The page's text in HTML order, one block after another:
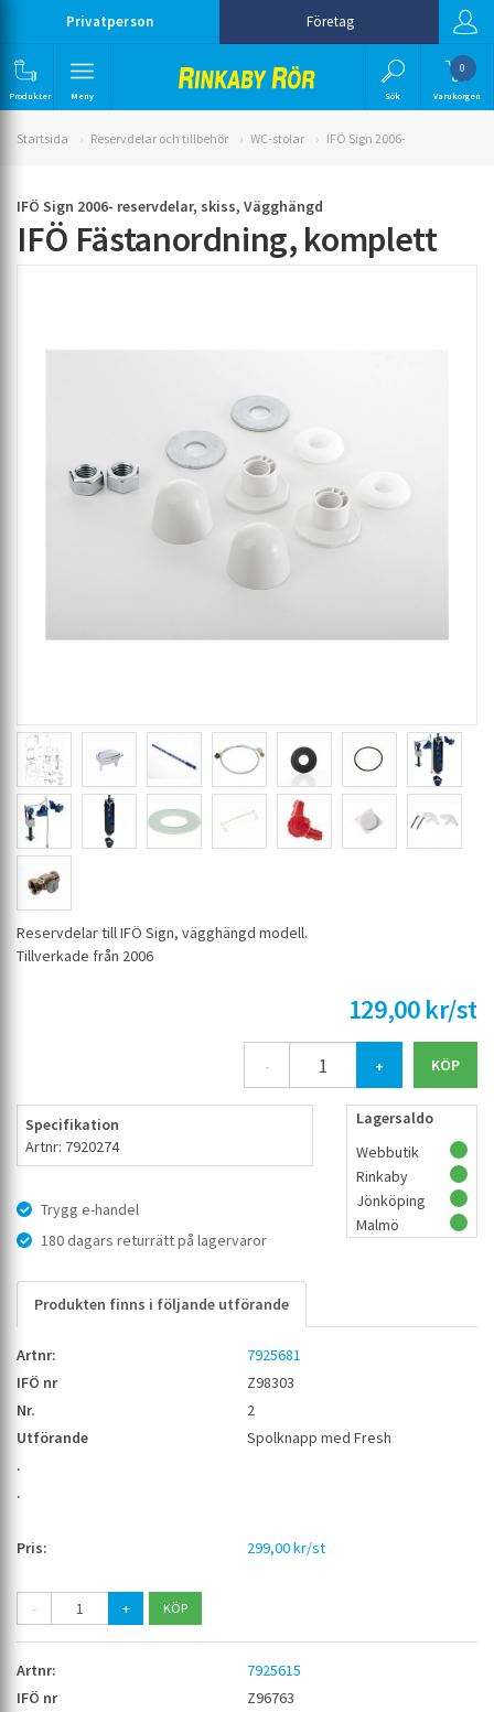
Privatperson Företag
Produkter Meny Sök
0
Varukorgen
Startsida Reservdelar och tillbehör WC-stolar IFÖ Sign 2006-
IFÖ Sign 2006- reservdelar, skiss, Vägghängd
IFÖ Fästanordning, komplett
Reservdelar till IFÖ Sign, vägghängd modell.
Tillverkade från 2006
129,00 kr/st
- +
Specifikation
Artnr: 7920274
Trygg e-handel
180 dagars returrätt på lagervaror
Lagersaldo
Webbutik
Rinkaby
Jönköping
Malmö
Produkten finns i följande utförande
7925681
Z98303
2
Spolknapp med Fresh
299,00 kr/st
- +
7925615
Z96763